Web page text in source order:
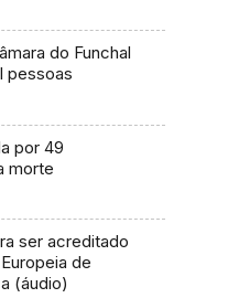
do Funchal
pessoas
por 49
morte
ser acreditado
de
(áudio)